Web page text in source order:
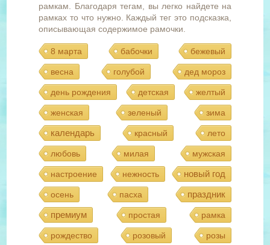
рамкам. Благодаря тегам, вы легко найдете на
рамках то что нужно. Каждый тег это подсказка,
описывающая содержимое рамочки.
8 марта бабочки бежевый
весна голубой дед мороз
день рождения детская желтый
женская зеленый зима
календарь красный лето
любовь милая мужская
настроение нежность новый год
осень пасха
праздник
премиум
простая рамка
рождество розовый розы